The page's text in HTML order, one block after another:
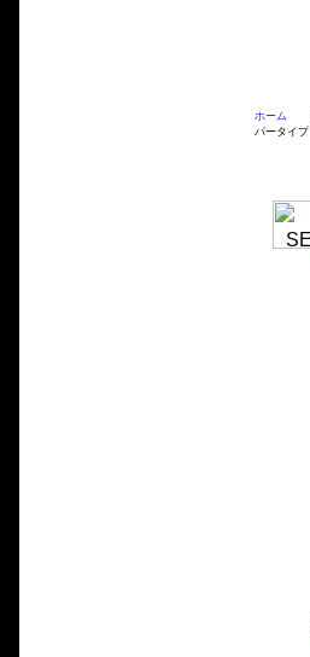
ホーム
パータイプ